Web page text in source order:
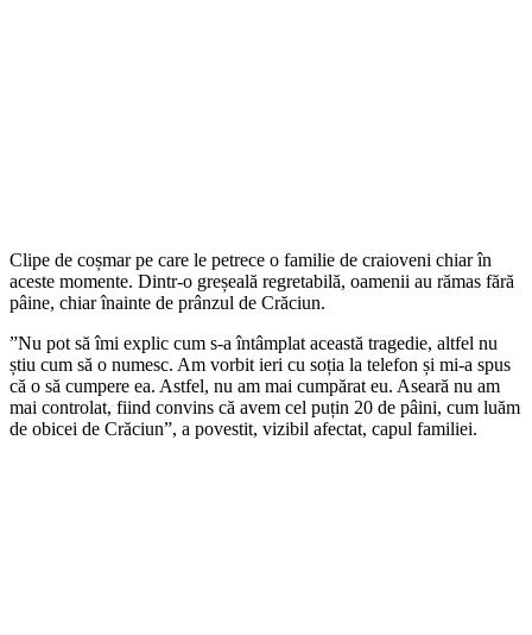
Clipe de coșmar pe care le petrece o familie de craioveni chiar în
aceste momente. Dintr-o greșeală regretabilă, oamenii au rămas fără
pâine, chiar înainte de prânzul de Crăciun.
”Nu pot să îmi explic cum s-a întâmplat această tragedie, altfel nu
știu cum să o numesc. Am vorbit ieri cu soția la telefon și mi-a spus
că o să cumpere ea. Astfel, nu am mai cumpărat eu. Aseară nu am
mai controlat, fiind convins că avem cel puțin 20 de pâini, cum luăm
de obicei de Crăciun”, a povestit, vizibil afectat, capul familiei.